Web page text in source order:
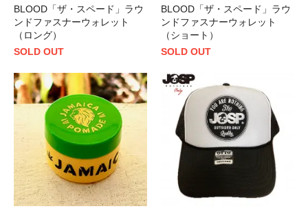
BLOOD「ザ・スペード」ラウ
ンドファスナーウォレット
（ロング）
SOLD OUT
BLOOD「ザ・スペード」ラウ
ンドファスナーウォレット
（ショート）
SOLD OUT